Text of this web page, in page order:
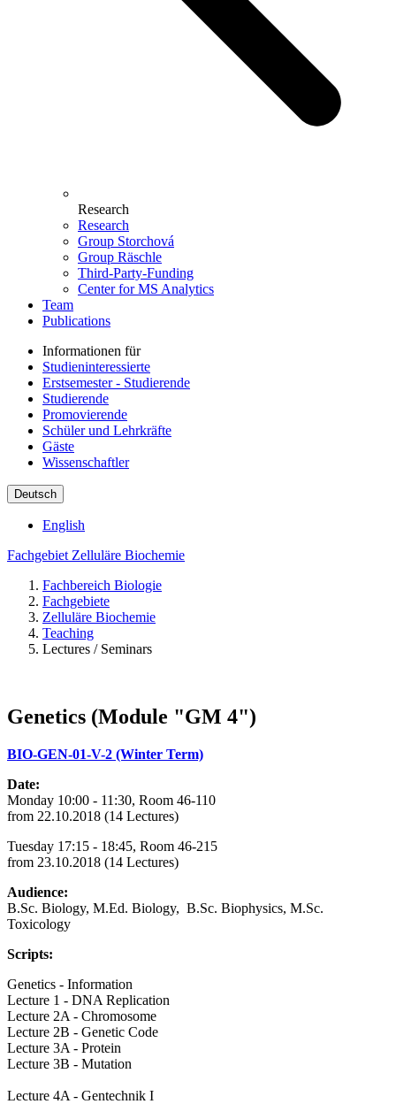
Research
Research
Group Storchová
Group Räschle
Third-Party-Funding
Center for MS Analytics
Team
Publications
Informationen für
Studieninteressierte
Erstsemester - Studierende
Studierende
Promovierende
Schüler und Lehrkräfte
Gäste
Wissenschaftler
Deutsch
English
Fachgebiet Zelluläre Biochemie
Fachbereich Biologie
Fachgebiete
Zelluläre Biochemie
Teaching
Lectures / Seminars
Genetics (Module "GM 4")
BIO-GEN-01-V-2 (Winter Term)
Date:
Monday 10:00 - 11:30, Room 46-110
from 22.10.2018 (14 Lectures)
Tuesday 17:15 - 18:45, Room 46-215
from 23.10.2018 (14 Lectures)
Audience:
B.Sc. Biology, M.Ed. Biology, B.Sc. Biophysics, M.Sc.
Toxicology
Scripts:
Genetics - Information
Lecture 1 - DNA Replication
Lecture 2A - Chromosome
Lecture 2B - Genetic Code
Lecture 3A - Protein
Lecture 3B - Mutation
Lecture 4A - Gentechnik I